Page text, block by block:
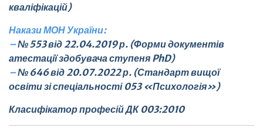
кваліфікацій)
Накази МОН України:
–№ 553 від 22.04.2019 р. (Форми документів
атестації здобувача ступеня PhD)
–№ 646 від 20.07.2022 р. (Стандарт вищої
освіти зі спеціальності 053 «Психологія»)
Класифікатор професій ДК 003:2010